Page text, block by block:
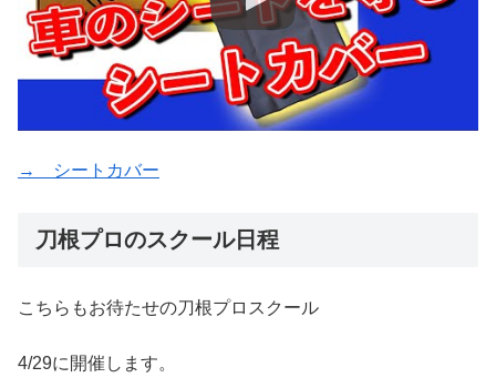
→ シートカバー
刀根プロのスクール日程
こちらもお待たせの刀根プロスクール
4/29に開催します。